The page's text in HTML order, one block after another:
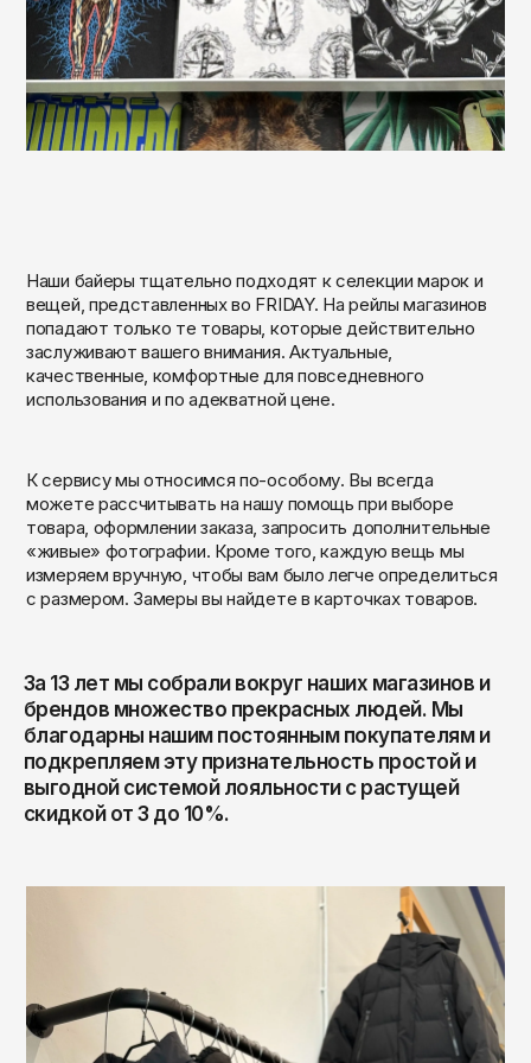
Панамы
Очки
Трусы
Ремни
Кепки
Панамы
Прочее
Reebok
Ripndip
Salomon
Saucony
The North Face
Thrasher
Timberland
ZNY
ОКТЯБРЬ
Наши байеры тщательно подходят к селекции марок и
вещей, представленных во FRIDAY. На рейлы магазинов
попадают только те товары, которые действительно
заслуживают вашего внимания. Актуальные,
качественные, комфортные для повседневного
использования и по адекватной цене.
К сервису мы относимся по-особому. Вы всегда
можете рассчитывать на нашу помощь при выборе
товара, оформлении заказа, запросить дополнительные
«живые» фотографии. Кроме того, каждую вещь мы
измеряем вручную, чтобы вам было легче определиться
с размером. Замеры вы найдете в карточках товаров.
За 13 лет мы собрали вокруг наших магазинов и
брендов множество прекрасных людей. Мы
благодарны нашим постоянным покупателям и
подкрепляем эту признательность простой и
выгодной системой лояльности с растущей
скидкой от 3 до 10%.
Мурманск
Набережные Челны
Назрань
Нальчик
Нижневартовск
Нижнекамск
Нижний Новгород
Новокузнецк
Норильск
Обнинск
Омск
Орёл
Пенза
Пермь
Петрозаводск
Петропавловск-Камчатский
Ростов-на-Дону
Санкт-Петербург
Саранск